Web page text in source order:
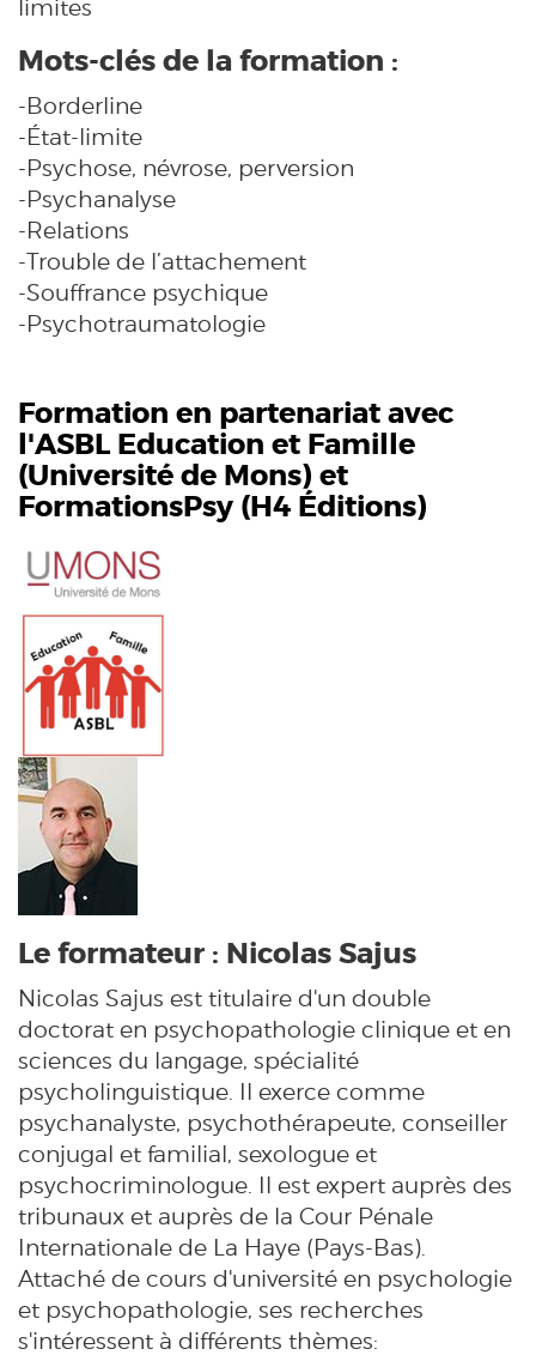
limites
Mots-clés de la formation :
-Borderline
-État-limite
-Psychose, névrose, perversion
-Psychanalyse
-Relations
-Trouble de l’attachement
-Souffrance psychique
-Psychotraumatologie
Formation en partenariat avec
l'ASBL Education et Famille
(Université de Mons) et
FormationsPsy (H4 Éditions)
Le formateur : Nicolas Sajus
Nicolas Sajus est titulaire d'un double
doctorat en psychopathologie clinique et en
sciences du langage, spécialité
psycholinguistique. Il exerce comme
psychanalyste, psychothérapeute, conseiller
conjugal et familial, sexologue et
psychocriminologue. Il est expert auprès des
tribunaux et auprès de la Cour Pénale
Internationale de La Haye (Pays-Bas).
Attaché de cours d'université en psychologie
et psychopathologie, ses recherches
s'intéressent à différents thèmes: